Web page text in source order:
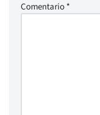
Comentario*